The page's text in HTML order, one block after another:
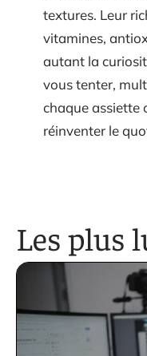
textures. Leur
vitamines,
autant la
vous tenter,
chaque assiette
réinventer le
Les plus